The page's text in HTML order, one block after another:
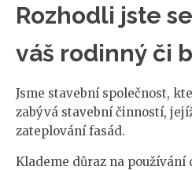
Rozhodli jste
váš rodinný či
Jsme stavební společnost,
zabývá stavební činností,
zateplování fasád.
Klademe důraz na